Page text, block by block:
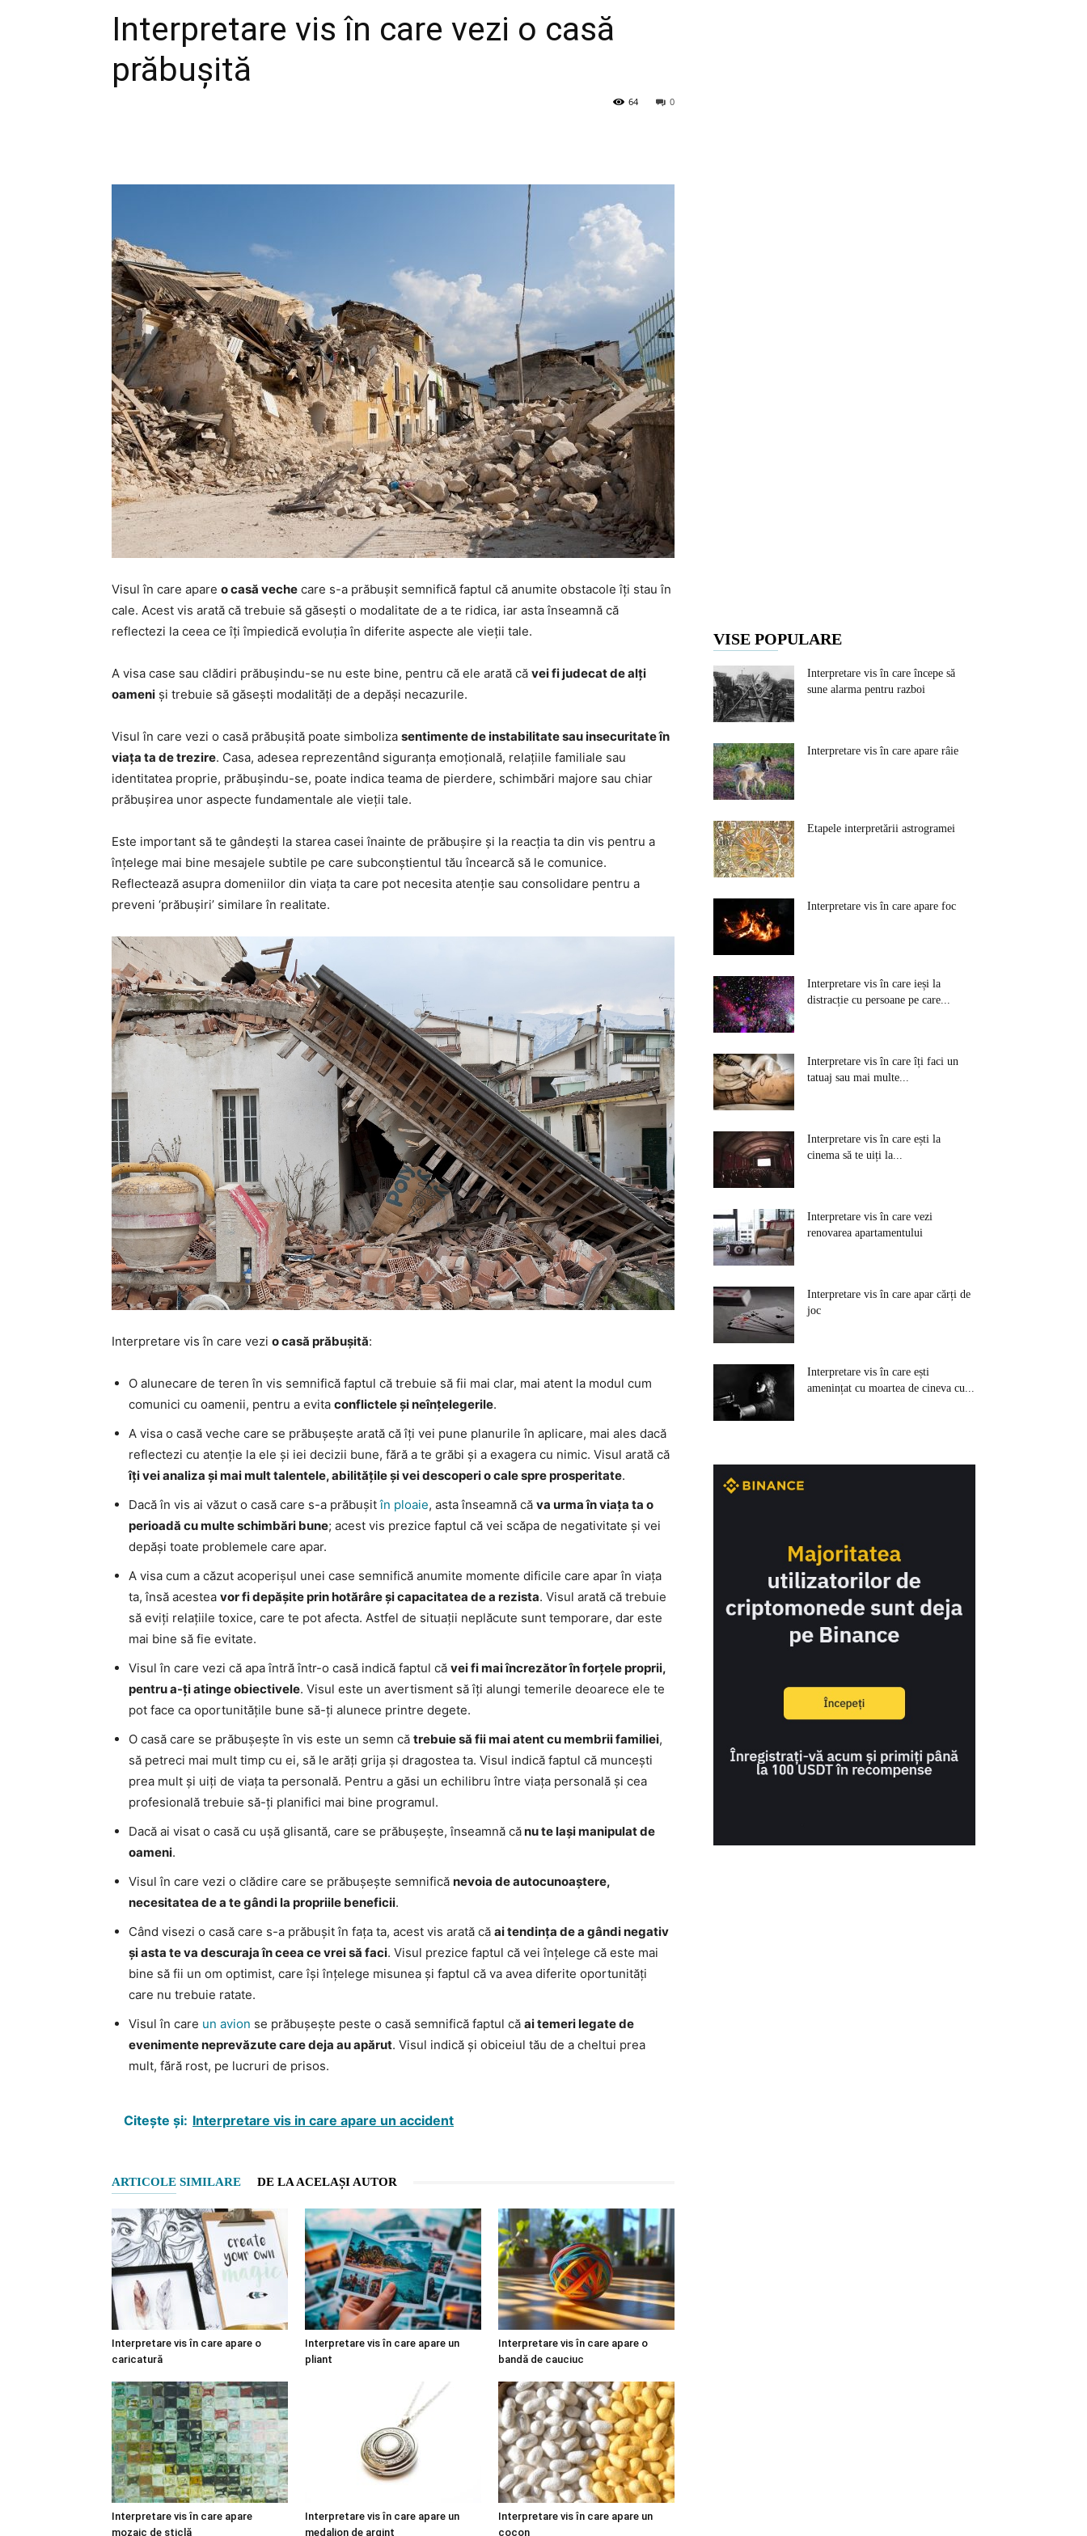
Interpretare vis în care vezi o casă
prăbușită
0
64
Visul în care apare o casă veche care s-a prăbușit semnifică faptul că anumite obstacole îți stau în
cale. Acest vis arată că trebuie să găsești o modalitate de a te ridica, iar asta înseamnă că
reflectezi la ceea ce îți împiedică evoluția în diferite aspecte ale vieții tale.
A visa case sau clădiri prăbușindu-se nu este bine, pentru că ele arată că vei fi judecat de alți
oameni și trebuie să găsești modalități de a depăși necazurile.
Visul în care vezi o casă prăbușită poate simboliza sentimente de instabilitate sau insecuritate în
viața ta de trezire. Casa, adesea reprezentând siguranța emoțională, relațiile familiale sau
identitatea proprie, prăbușindu-se, poate indica teama de pierdere, schimbări majore sau chiar
prăbușirea unor aspecte fundamentale ale vieții tale.
Este important să te gândești la starea casei înainte de prăbușire și la reacția ta din vis pentru a
înțelege mai bine mesajele subtile pe care subconștientul tău încearcă să le comunice.
Reflectează asupra domeniilor din viața ta care pot necesita atenție sau consolidare pentru a
preveni ‘prăbușiri’ similare în realitate.
Interpretare vis în care vezi o casă prăbușită:
O alunecare de teren în vis semnifică faptul că trebuie să fii mai clar, mai atent la modul cum
comunici cu oamenii, pentru a evita conflictele și neînțelegerile.
A visa o casă veche care se prăbușește arată că îți vei pune planurile în aplicare, mai ales dacă
reflectezi cu atenție la ele și iei decizii bune, fără a te grăbi și a exagera cu nimic. Visul arată că
îți vei analiza și mai mult talentele, abilitățile și vei descoperi o cale spre prosperitate.
Dacă în vis ai văzut o casă care s-a prăbușitîn ploaie, asta înseamnă că va urma în viața ta o
perioadă cu multe schimbări bune; acest vis prezice faptul că vei scăpa de negativitate și vei
depăși toate problemele care apar.
A visa cum a căzut acoperișul unei case semnifică anumite momente dificile care apar în viața
ta, însă acestea vor fi depășite prin hotărâre și capacitatea de a rezista. Visul arată că trebuie
să eviți relațiile toxice, care te pot afecta. Astfel de situații neplăcute sunt temporare, dar este
mai bine să fie evitate.
Visul în care vezi că apa întră într-o casă indică faptul că vei fi mai încrezător în forțele proprii,
pentru a-ți atinge obiectivele. Visul este un avertisment să îți alungi temerile deoarece ele te
pot face ca oportunitățile bune să-ți alunece printre degete.
O casă care se prăbușește în vis este un semn că trebuie să fii mai atent cu membrii familiei,
să petreci mai mult timp cu ei, să le arăți grija și dragostea ta. Visul indică faptul că muncești
prea mult și uiți de viața ta personală. Pentru a găsi un echilibru între viața personală și cea
profesională trebuie să-ți planifici mai bine programul.
Dacă ai visat o casă cu ușă glisantă, care se prăbușește, înseamnă cănu te lași manipulat de
oameni.
Visul în care vezi o clădire care se prăbușește semnifică nevoia de autocunoaștere,
necesitatea de a te gândi la propriile beneficii.
Când visezi o casă care s-a prăbușit în fața ta, acest vis arată că ai tendința de a gândi negativ
și asta te va descuraja în ceea ce vrei să faci. Visul prezice faptul că vei înțelege că este mai
bine să fii un om optimist, care își înțelege misunea și faptul că va avea diferite oportunități
care nu trebuie ratate.
Visul în care un avion se prăbușește peste o casă semnifică faptul că ai temeri legate de
evenimente neprevăzute care deja au apărut. Visul indică și obiceiul tău de a cheltui prea
mult, fără rost, pe lucruri de prisos.
Citește și: Interpretare vis in care apare un accident
ARTICOLE SIMILARE DE LA ACELAȘI AUTOR
Interpretare vis în care apare o
caricatură
Interpretare vis în care apare un
pliant
Interpretare vis în care apare o
bandă de cauciuc
Interpretare vis în care apare
mozaic de sticlă
Interpretare vis în care apare un
medalion de argint
Interpretare vis în care apare un
cocon
VISE POPULARE
Interpretare vis în care începe să
sune alarma pentru razboi
Interpretare vis în care apare râie
Etapele interpretării astrogramei
Interpretare vis în care apare foc
Interpretare vis în care ieși la
distracție cu persoane pe care...
Interpretare vis în care îți faci un
tatuaj sau mai multe...
Interpretare vis în care ești la
cinema să te uiți la...
Interpretare vis în care vezi
renovarea apartamentului
Interpretare vis în care apar cărți de
joc
Interpretare vis în care ești
amenințat cu moartea de cineva cu...